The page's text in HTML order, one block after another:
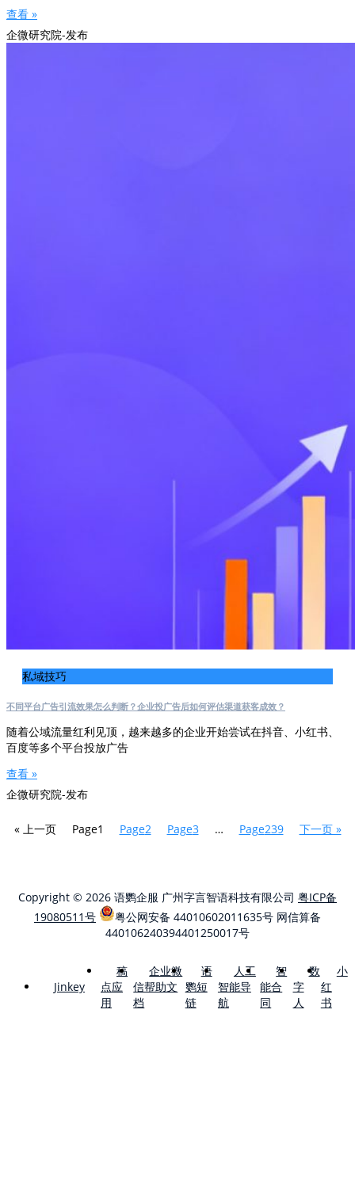
查看 »
企微研究院-发布
私域技巧
不同平台广告引流效果怎么判断？企业投广告后如何评估渠道获客成效？
随着公域流量红利见顶，越来越多的企业开始尝试在抖音、小红书、
百度等多个平台投放广告
查看 »
企微研究院-发布
« 上一页 Page1 Page2 Page3 … Page239 下一页 »
Copyright © 2026 语鹦企服 广州字言智语科技有限公司 粤ICP备
19080511号
粤公网安备 44010602011635号 网信算备
440106240394401250017号
Jinkey
稿
点应
用
企业微
信帮助文
档
语
鹦短
链
人工
智能导
航
智
能合
同
数
字
人
小
红
书